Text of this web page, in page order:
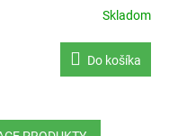
Skladom
Do košíka